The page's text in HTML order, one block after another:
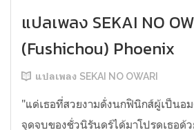
แปลเพลง SEKAI NO
(Fushichou) Phoenix
แปลเพลง SEKAI NO OWARI
"แด่เธอที่สวยงามดั่งนกฟินิกส์ผู้เป็นอ
จุดจบของชั่วนิรันดร์ได้มาโปรดเธอด้